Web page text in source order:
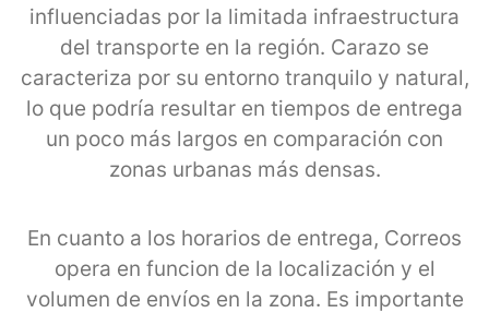
influenciadas por la limitada infraestructura
del transporte en la región. Carazo se
caracteriza por su entorno tranquilo y natural,
lo que podría resultar en tiempos de entrega
un poco más largos en comparación con
zonas urbanas más densas.
En cuanto a los horarios de entrega, Correos
opera en funcion de la localización y el
volumen de envíos en la zona. Es importante